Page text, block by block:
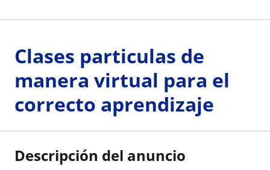
Clases particulas de
manera virtual para el
correcto aprendizaje
Descripción del anuncio